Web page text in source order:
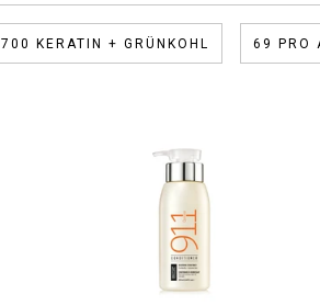
700 KERATIN + GRÜNKOHL 69 PRO